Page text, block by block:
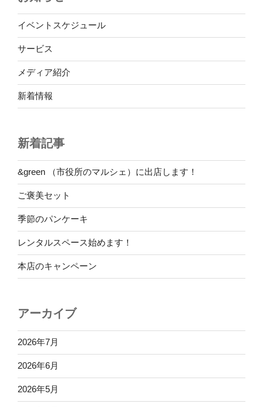
施します。ぜひご来店ください。
https://www.city.kitamoto.lg.jp/kanko/gurume_kaimono/1/cafe/
他のクーポンとの併用はできませんので、ご了承ください
ー
ジ
送
り
イベントスケジュール
サービス
メディア紹介
新着情報
新着記事
&green （市役所のマルシェ）に出店します！
ご褒美セット
季節のパンケーキ
レンタルスペース始めます！
本店のキャンペーン
アーカイブ
2026年7月
2026年6月
2026年5月